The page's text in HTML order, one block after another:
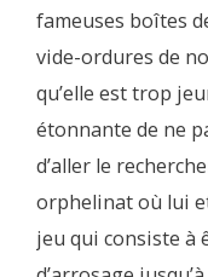
fameuses boîtes
vide-ordures de
qu’elle est trop
étonnante de ne
d’aller le
orphelinat où lui
jeu qui consiste à